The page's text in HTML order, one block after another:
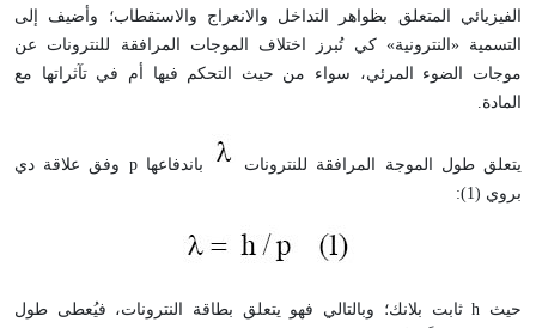
الفيزيائي المتعلق بظواهر التداخل والانعراج والاستقطاب؛ وأضيف إلى
التسمية «النترونية» كي تُبرز اختلاف الموجات المرافقة للنترونات عن
موجات الضوء المرئي، سواء من حيث التحكم فيها أم في تآثراتها مع
المادة.
يتعلق طول الموجة المرافقة للنترونات
باندفاعها p وفق علاقة دي
بروي (1):
حيث h ثابت بلانك؛ وبالتالي فهو يتعلق بطاقة النترونات، فيُعطى طول